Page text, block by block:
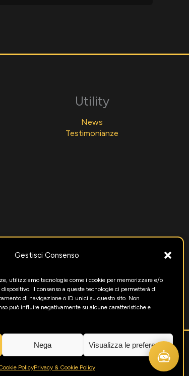
Gestisci Consenso
utilizziamo tecnologie come i cookie per memorizzare e/o
Il consenso a queste tecnologie ci permetterà di
di navigazione o ID unici su questo sito. Non
può influire negativamente su alcune caratteristiche e
Nega Visualizza le preferenze
PolicyPrivacy & Cookie Policy
Utility
News
Testimonianze